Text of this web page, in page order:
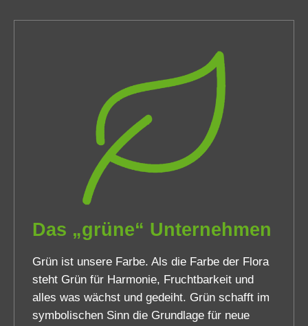
Das „grüne“ Unternehmen
Grün ist unsere Farbe. Als die Farbe der Flora
steht Grün für Harmonie, Fruchtbarkeit und
alles was wächst und gedeiht. Grün schafft im
symbolischen Sinn die Grundlage für neue